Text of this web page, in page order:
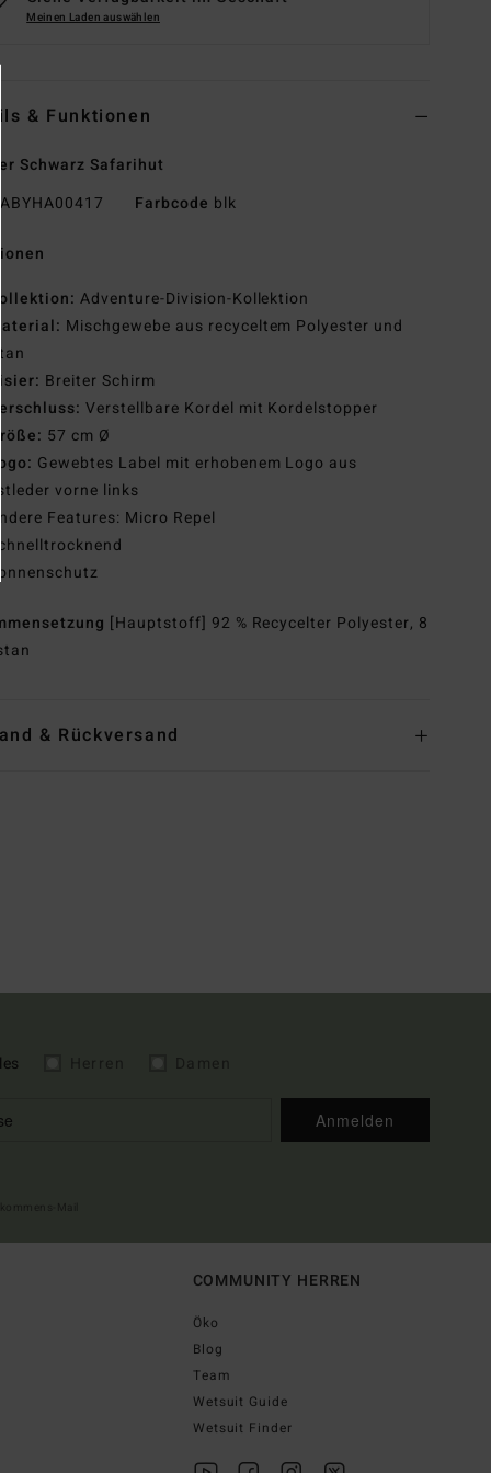
Meinen Laden auswählen
& Funktionen
Schwarz Safarihut
ABYHA00417 Farbcode blk
Kollektion: Adventure-Division-Kollektion
Material: Mischgewebe aus recyceltem Polyester und
Visier: Breiter Schirm
Verschluss: Verstellbare Kordel mit Kordelstopper
Größe: 57 cm Ø
Logo: Gewebtes Label mit erhobenem Logo aus
vorne links
Andere Features: Micro Repel
Schnelltrocknend
Sonnenschutz
[Hauptstoff] 92 % Recycelter Polyester, 8
& Rückversand
Anmelden
COMMUNITY HERREN
Öko
Blog
Team
Wetsuit Guide
Wetsuit Finder